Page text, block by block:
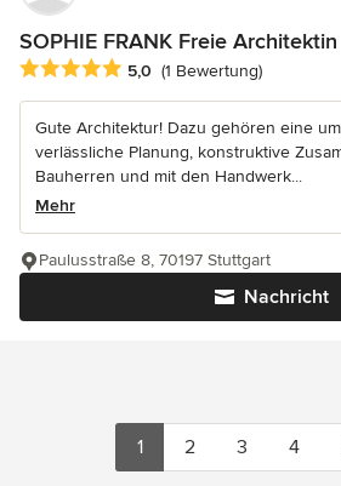
SOPHIE FRANK Freie Architektin
Durchschnittliche Bewertung: 5 von 5
5,0 (1 Bewertung)
Gute Architektur! Dazu gehören eine
verlässliche Planung, konstruktive
Bauherren und mit den Handwerk...
Mehr
Nachricht
Paulusstraße 8, 70197 Stuttgart
1 2 3 4